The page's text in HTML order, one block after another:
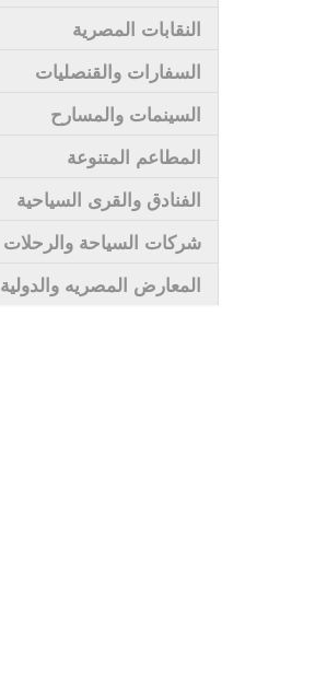
النقابات المصرية
السفارات والقنصليات
السينمات والمسارح
المطاعم المتنوعة
الفنادق والقرى السياحية
شركات السياحة والرحلات
المعارض المصريه والدولية